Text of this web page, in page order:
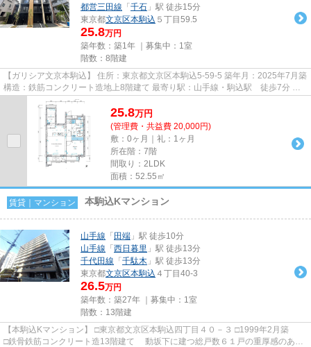
都営三田線 「 千石 」駅 徒歩15分
東京都文京区本駒込 ５丁目59.5
25.8万円
築年数：築1年 ｜募集中： 1室
階数：8階建
【ガリシア文京本駒込】 住所：東京都文京区本駒込5-59-5 築年月：2025年7月築
構造：鉄筋コンクリート造地上8階建て 最寄り駅：山手線・駒込駅 徒歩7分 学
区：昭和小学校・第九中学...
25.8万円
(管理費・共益費 20,000円)
敷：0ヶ月｜礼：1ヶ月
所在階：7階
間取り：2LDK
面積：52.55㎡
賃貸｜マンション 本駒込Kマンション
山手線 「 田端 」駅 徒歩10分
山手線 「 西日暮里 」駅 徒歩13分
千代田線 「 千駄木 」駅 徒歩13分
東京都文京区本駒込 ４丁目40-3
26.5万円
築年数：築27年 ｜募集中： 1室
階数：13階建
【本駒込Kマンション】 □東京都文京区本駒込四丁目４０－３ □1999年2月築
□鉄骨鉄筋コンクリート造13階建て 動坂下に建つ総戸数６１戸の重厚感のある